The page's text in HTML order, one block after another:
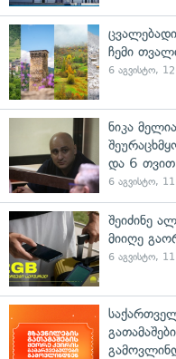
ჩემი
6 აგვისტო,
ნიკა
და 6 თვით
6 აგვისტო,
შეიძინე
მიიღე
6 აგვისტო,